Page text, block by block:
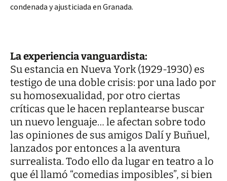
condenada y ajusticiada en Granada.
La experiencia vanguardista:
Su estancia en Nueva York (1929-1930) es
testigo de una doble crisis: por una lado por
su homosexualidad, por otro ciertas
críticas que le hacen replantearse buscar
un nuevo lenguaje… le afectan sobre todo
las opiniones de sus amigos Dalí y Buñuel,
lanzados por entonces a la aventura
surrealista. Todo ello da lugar en teatro a lo
que él llamó “comedias imposibles”, si bien